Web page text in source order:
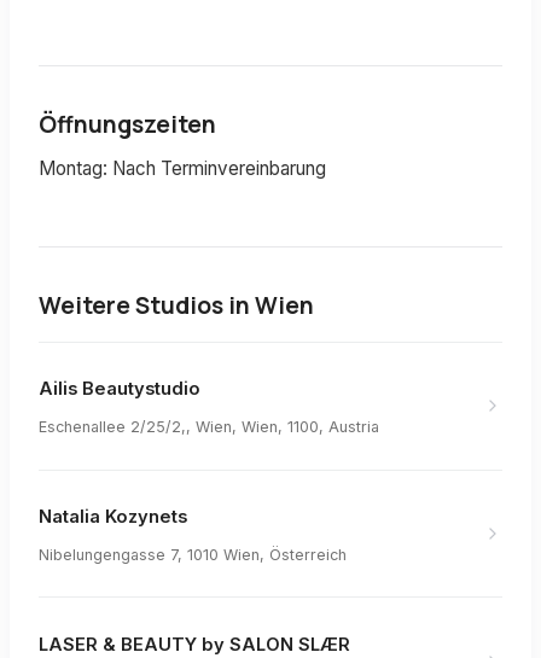
Öffnungszeiten
Montag: Nach Terminvereinbarung
Weitere Studios inWien
Ailis Beautystudio
Eschenallee 2/25/2,, Wien, Wien, 1100, Austria
Natalia Kozynets
Nibelungengasse 7, 1010 Wien, Österreich
LASER & BEAUTY by SALON SLÆR